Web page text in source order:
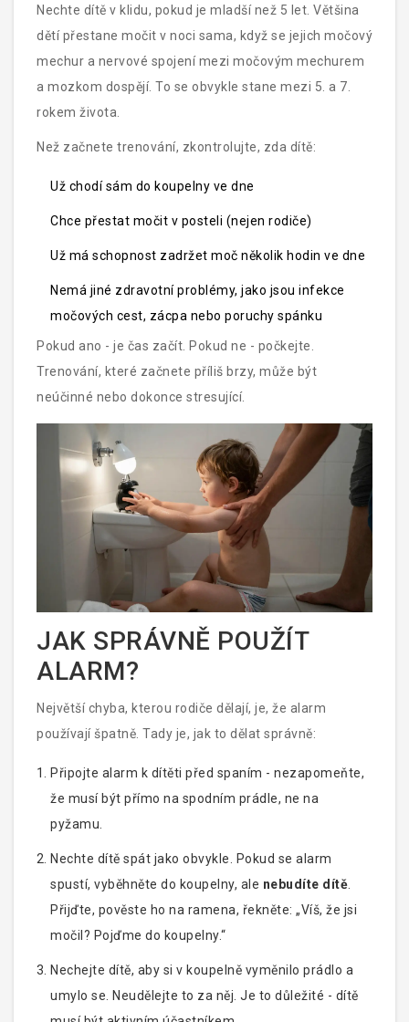
Nechte dítě v klidu, pokud je mladší než 5 let. Většina
dětí přestane močit v noci sama, když se jejich močový
mechur a nervové spojení mezi močovým mechurem
a mozkom dospějí. To se obvykle stane mezi 5. a 7.
rokem života.
Než začnete trenování, zkontrolujte, zda dítě:
Už chodí sám do koupelny ve dne
Chce přestat močit v posteli (nejen rodiče)
Už má schopnost zadržet moč několik hodin ve dne
Nemá jiné zdravotní problémy, jako jsou infekce
močových cest, zácpa nebo poruchy spánku
Pokud ano - je čas začít. Pokud ne - počkejte.
Trenování, které začnete příliš brzy, může být
neúčinné nebo dokonce stresující.
JAK SPRÁVNĚ POUŽÍT
ALARM?
Největší chyba, kterou rodiče dělají, je, že alarm
používají špatně. Tady je, jak to dělat správně:
Připojte alarm k dítěti před spaním - nezapomeňte,
že musí být přímo na spodním prádle, ne na
pyžamu.
Nechte dítě spát jako obvykle. Pokud se alarm
spustí, vyběhněte do koupelny, ale nebudíte dítě.
Přijďte, pověste ho na ramena, řekněte: „Víš, že jsi
močil? Pojďme do koupelny.“
Nechejte dítě, aby si v koupelně vyměnilo prádlo a
umylo se. Neudělejte to za něj. Je to důležité - dítě